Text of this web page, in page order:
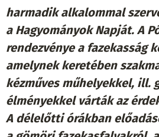
harmadik alkalommal
a Hagyományok Napját. A
rendezvénye a fazekasság
amelynek keretében
kézműves műhelyekkel, ill.
élményekkel várták az
A délelőtti órákban